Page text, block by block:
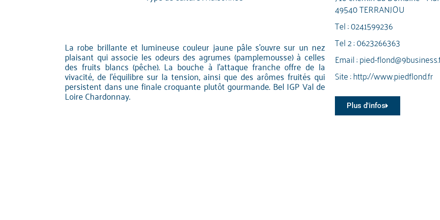
La robe brillante et lumineuse couleur jaune pâle s'ouvre sur un nez
plaisant qui associe les odeurs des agrumes (pamplemousse) à celles
des fruits blancs (pêche). La bouche à l'attaque franche offre de la
vivacité, de l'équilibre sur la tension, ainsi que des arômes fruités qui
persistent dans une finale croquante plutôt gourmande. Bel IGP Val de
Loire Chardonnay.
49540 TERRANJOU
Tel :0241599236
Tel 2 :0623266363
Email :pied-
Site :http://www.piedflond.fr
Plus d'infos